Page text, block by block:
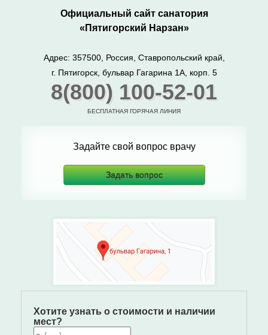
Задайте свой вопрос врачу
Задать вопрос
Официальный сайт санатория
«Пятигорский Нарзан»
Адрес: 357500, Россия, Ставропольский край,
г. Пятигорск, бульвар Гагарина 1А, корп. 5
8(800) 100-52-01
БЕСПЛАТНАЯ ГОРЯЧАЯ ЛИНИЯ
Хотите узнать о стоимости и наличии
мест?